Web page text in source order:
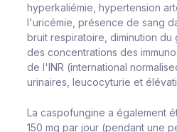
hyperkaliémie, hypertension
l'uricémie, présence de sang
bruit respiratoire, diminution
des concentrations des
de l'INR (international
urinaires, leucocyturie et
La caspofungine a également
150 mg par jour (pendant une